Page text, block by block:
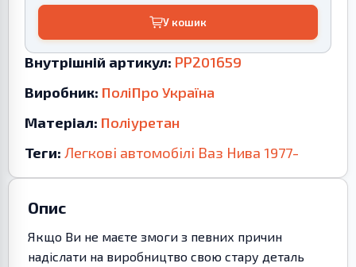
У кошик
Внутрішній артикул: PP201659
Виробник: ПоліПро Україна
Матеріал: Поліуретан
Теги: Легкові автомобілі Ваз Нива 1977-
Опис
Якщо Ви не маєте змоги з певних причин
надіслати на виробництво свою стару деталь